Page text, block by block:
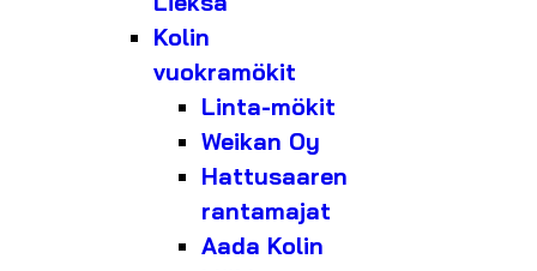
Kolin
vuokramökit
Linta-mökit
Weikan Oy
Hattusaaren
rantamajat
Aada Kolin